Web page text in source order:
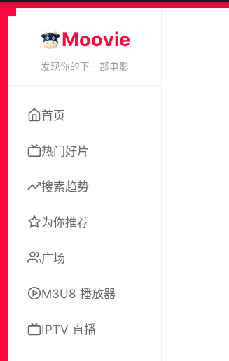
Moovie
发现你的下一部电影
首页
热门好片
搜索趋势
为你推荐
广场
M3U8 播放器
IPTV 直播